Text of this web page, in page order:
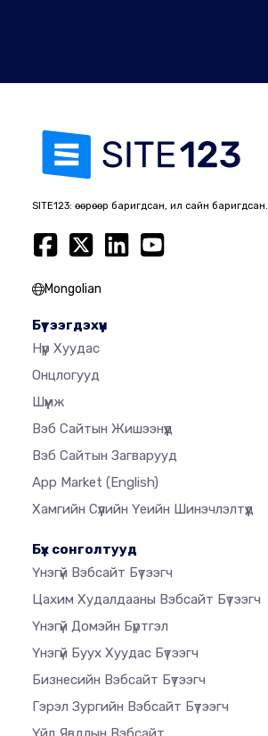
SITE123: өөрөөр баригдсан, илүү сайн баригдсан.
Mongolian
Бүтээгдэхүүн
Нүүр Хуудас
Онцлогууд
Шүүмж
Вэб Сайтын Жишээнүүд
Вэб Сайтын Загварууд
App Market (English)
Хамгийн Сүүлийн Үеийн Шинэчлэлтүүд
Бүх сонголтууд
Үнэгүй Вэбсайт Бүтээгч
Цахим Худалдааны Вэбсайт Бүтээгч
Үнэгүй Домэйн Бүртгэл
Үнэгүй Буух Хуудас Бүтээгч
Бизнесийн Вэбсайт Бүтээгч
Гэрэл Зургийн Вэбсайт Бүтээгч